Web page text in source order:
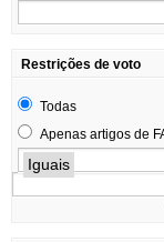
Restrições de voto
Todas
Apenas artigos de
Iguais